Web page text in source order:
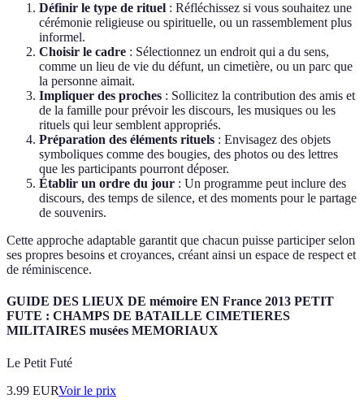
Définir le type de rituel : Réfléchissez si vous souhaitez une
cérémonie religieuse ou spirituelle, ou un rassemblement plus
informel.
Choisir le cadre : Sélectionnez un endroit qui a du sens,
comme un lieu de vie du défunt, un cimetière, ou un parc que
la personne aimait.
Impliquer des proches : Sollicitez la contribution des amis et
de la famille pour prévoir les discours, les musiques ou les
rituels qui leur semblent appropriés.
Préparation des éléments rituels : Envisagez des objets
symboliques comme des bougies, des photos ou des lettres
que les participants pourront déposer.
Établir un ordre du jour : Un programme peut inclure des
discours, des temps de silence, et des moments pour le partage
de souvenirs.
Cette approche adaptable garantit que chacun puisse participer selon
ses propres besoins et croyances, créant ainsi un espace de respect et
de réminiscence.
GUIDE DES LIEUX DE mémoire EN France 2013 PETIT
FUTE : CHAMPS DE BATAILLE CIMETIERES
MILITAIRES musées MEMORIAUX
Le Petit Futé
3.99 EURVoir le prix